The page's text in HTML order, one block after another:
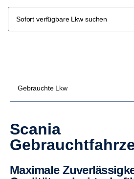
Sofort verfügbare Lkw suchen
Gebrauchte Lkw
Scania
Maximale Zuverlässigkeit, zertifizierte